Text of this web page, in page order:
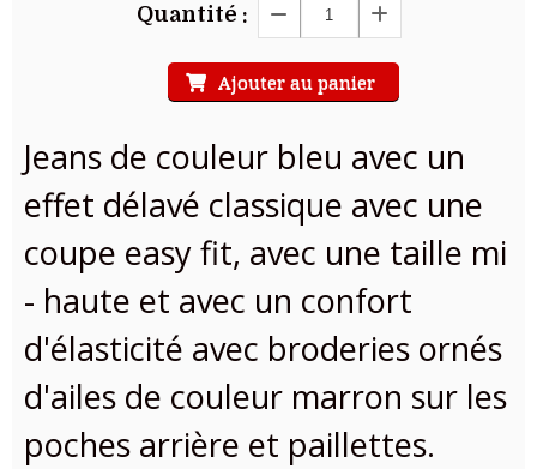
Quantité :
Ajouter au panier
Jeans de couleur bleu avec un
effet délavé classique avec une
coupe easy fit, avec une taille mi
- haute et avec un confort
d'élasticité avec broderies ornés
d'ailes de couleur marron sur les
poches arrière et paillettes.